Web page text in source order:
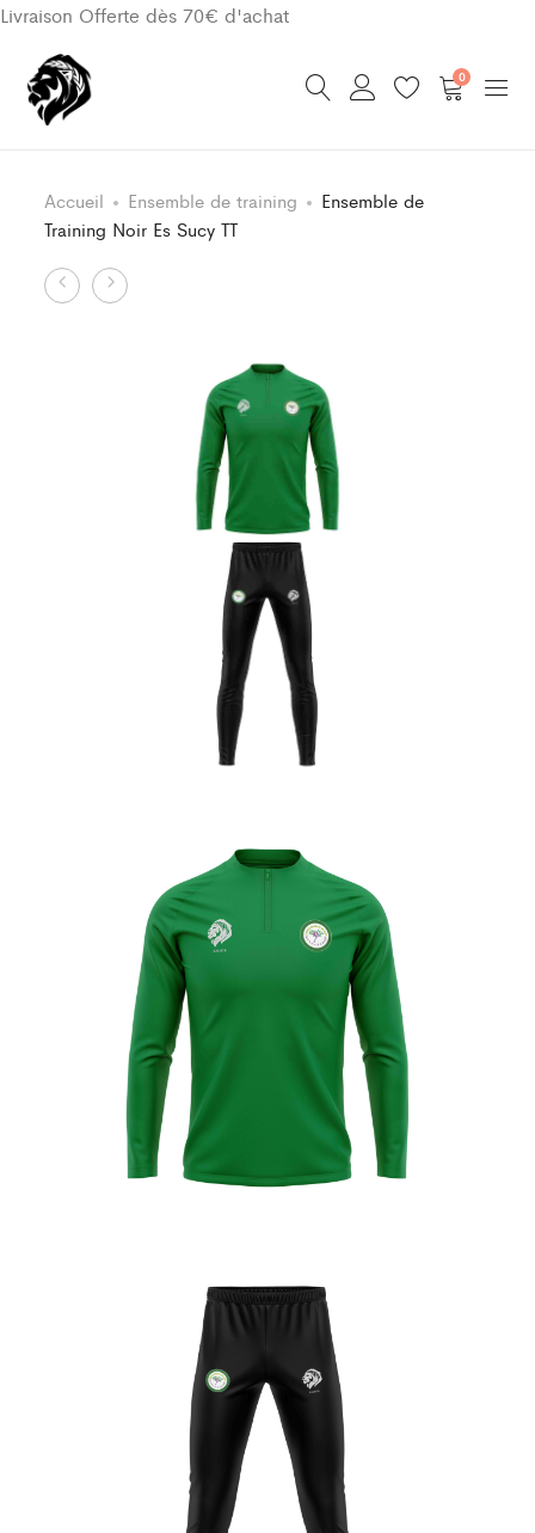
Livraison Offerte dès 70€ d'achat
0
Accueil Ensemble de training
Ensemble de
Training Noir Es Sucy TT
Product
Ensemble
Sous